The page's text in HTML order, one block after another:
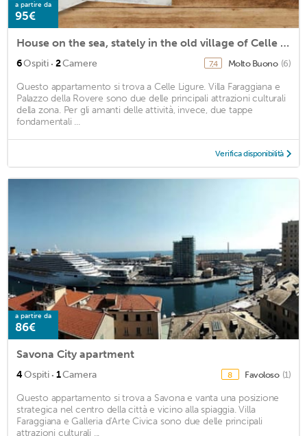
a partire da
95€
House on the sea, stately in the old village of Celle Ligure
6Ospiti · 2Camere 7,4 Molto Buono (6)
Questo appartamento si trova a Celle Ligure. Villa Faraggiana e
Palazzo della Rovere sono due delle principali attrazioni culturali
della zona. Per gli amanti delle attività, invece, due tappe
fondamentali ...
Verifica disponibilità
a partire da
86€
Savona City apartment
4Ospiti · 1Camera 8 Favoloso (1)
Questo appartamento si trova a Savona e vanta una posizione
strategica nel centro della città e vicino alla spiaggia. Villa
Faraggiana e Galleria d'Arte Civica sono due delle principali
attrazioni culturali ...